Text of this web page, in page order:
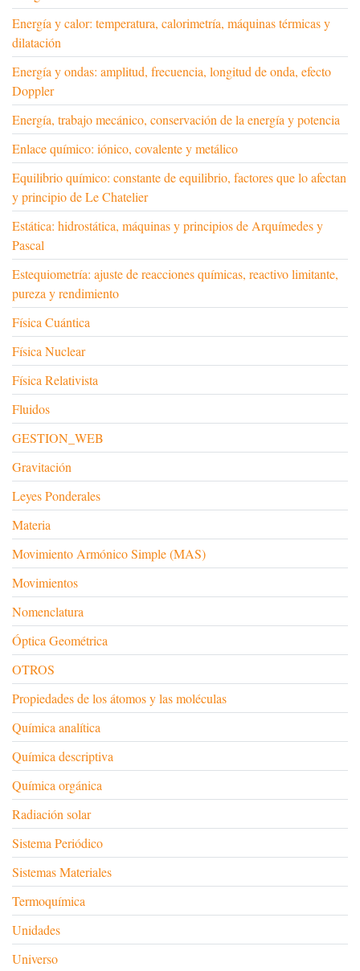
Energía y calor: temperatura, calorimetría, máquinas térmicas y
dilatación
Energía y ondas: amplitud, frecuencia, longitud de onda, efecto
Doppler
Energía, trabajo mecánico, conservación de la energía y potencia
Enlace químico: iónico, covalente y metálico
Equilibrio químico: constante de equilibrio, factores que lo afectan
y principio de Le Chatelier
Estática: hidrostática, máquinas y principios de Arquímedes y
Pascal
Estequiometría: ajuste de reacciones químicas, reactivo limitante,
pureza y rendimiento
Física Cuántica
Física Nuclear
Física Relativista
Fluidos
GESTION_WEB
Gravitación
Leyes Ponderales
Materia
Movimiento Armónico Simple (MAS)
Movimientos
Nomenclatura
Óptica Geométrica
OTROS
Propiedades de los átomos y las moléculas
Química analítica
Química descriptiva
Química orgánica
Radiación solar
Sistema Periódico
Sistemas Materiales
Termoquímica
Unidades
Universo